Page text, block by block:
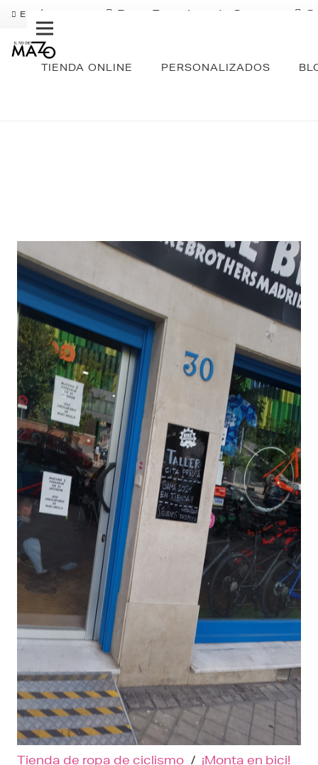
ENVÍO GRATIS Pago Fraccionado Sequra
TIENDA ONLINE PERSONALIZADOS
Tienda de ropa de ciclismo / ¡Monta en bici!